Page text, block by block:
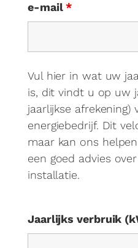
e-mail*
Vul hier in wat uw
is, dit vindt u op uw
jaarlijkse afrekening)
energiebedrijf. Dit
maar kan ons
een goed advies
installatie.
Jaarlijks verbruik